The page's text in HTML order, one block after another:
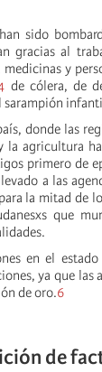
sido
gracias al
y
de cólera, de
sarampión
donde las
agricultura
primero de
a las
la mitad de
que
en el
ya que las
de oro.6
de